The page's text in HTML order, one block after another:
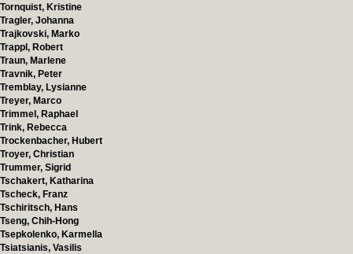
Tornquist, Kristine
Tragler, Johanna
Trajkovski, Marko
Trappl, Robert
Traun, Marlene
Travnik, Peter
Tremblay, Lysianne
Treyer, Marco
Trimmel, Raphael
Trink, Rebecca
Trockenbacher, Hubert
Troyer, Christian
Trummer, Sigrid
Tschakert, Katharina
Tscheck, Franz
Tschiritsch, Hans
Tseng, Chih-Hong
Tsepkolenko, Karmella
Tsiatsianis, Vasilis